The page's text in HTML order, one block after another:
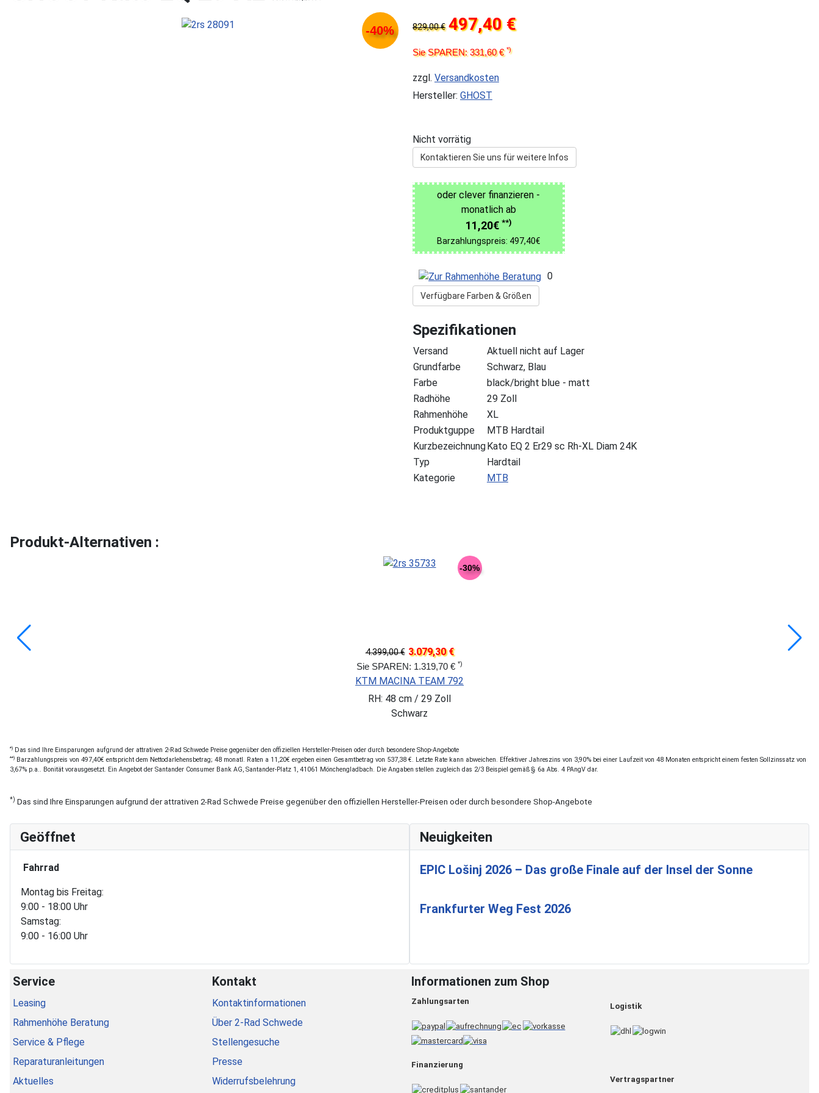
-40% 829,00 € 497,40 €
Sie SPAREN: 331,60 €*)
zzgl. Versandkosten
Hersteller: GHOST
Nicht vorrätig
Kontaktieren Sie uns für weitere Infos
oder clever finanzieren -
monatlich ab
11,20€ **)
Barzahlungspreis: 497,40€
0
Verfügbare Farben & Größen
Spezifikationen
Versand
Aktuell nicht auf Lager
Grundfarbe
Schwarz, Blau
Farbe
black/bright blue - matt
Radhöhe
29 Zoll
Rahmenhöhe
XL
Produktguppe
MTB Hardtail
KurzbezeichnungKato EQ 2 Er29 sc Rh-XL Diam 24K
Typ
Hardtail
Kategorie
MTB
Produkt-Alternativen :
-30%
4.399,00 € 3.079,30 €
Sie SPAREN: 1.319,70 € *)
KTM MACINA TEAM 792
RH: 48 cm / 29 Zoll
Schwarz
*) Das sind Ihre Einsparungen aufgrund der attrativen 2-Rad Schwede Preise gegenüber den offiziellen Hersteller-Preisen oder durch besondere Shop-Angebote
**) Barzahlungspreis von 497,40€ entspricht dem Nettodarlehensbetrag; 48 monatl. Raten a 11,20€ ergeben einen Gesamtbetrag von 537,38 €. Letzte Rate kann abweichen. Effektiver Jahreszins von 3,90% bei einer Laufzeit von 48 Monaten entspricht einem festen Sollzinssatz von
3,67% p.a.. Bonität vorausgesetzt. Ein Angebot der Santander Consumer Bank AG, Santander-Platz 1, 41061 Mönchengladbach. Die Angaben stellen zugleich das 2/3 Beispiel gemäß § 6a Abs. 4 PAngV dar.
*) Das sind Ihre Einsparungen aufgrund der attrativen 2-Rad Schwede Preise gegenüber den offiziellen Hersteller-Preisen oder durch besondere Shop-Angebote
Geöffnet
Fahrrad
Montag bis Freitag:
9:00 - 18:00 Uhr
Samstag:
9:00 - 16:00 Uhr
Neuigkeiten
EPIC Lošinj 2026 – Das große Finale auf der Insel der Sonne
Frankfurter Weg Fest 2026
Service
Leasing
Rahmenhöhe Beratung
Service & Pflege
Reparaturanleitungen
Aktuelles
Kontakt
Kontaktinformationen
Über 2-Rad Schwede
Stellengesuche
Presse
Widerrufsbelehrung
Informationen zum Shop
Zahlungsarten
Finanzierung
Logistik
Vertragspartner